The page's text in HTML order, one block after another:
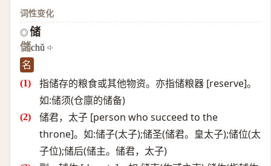
词性变化
◎ 储
儲chǔ
名
指储存的粮食或其他物资。亦指储粮器 [reserve]。
如:储须(仓廪的储备)
储君，太子 [person who succeed to the
throne]。如:储子(太子);储圣(储君。皇太子);储位(太
子位);储后(储主。储君，太子)